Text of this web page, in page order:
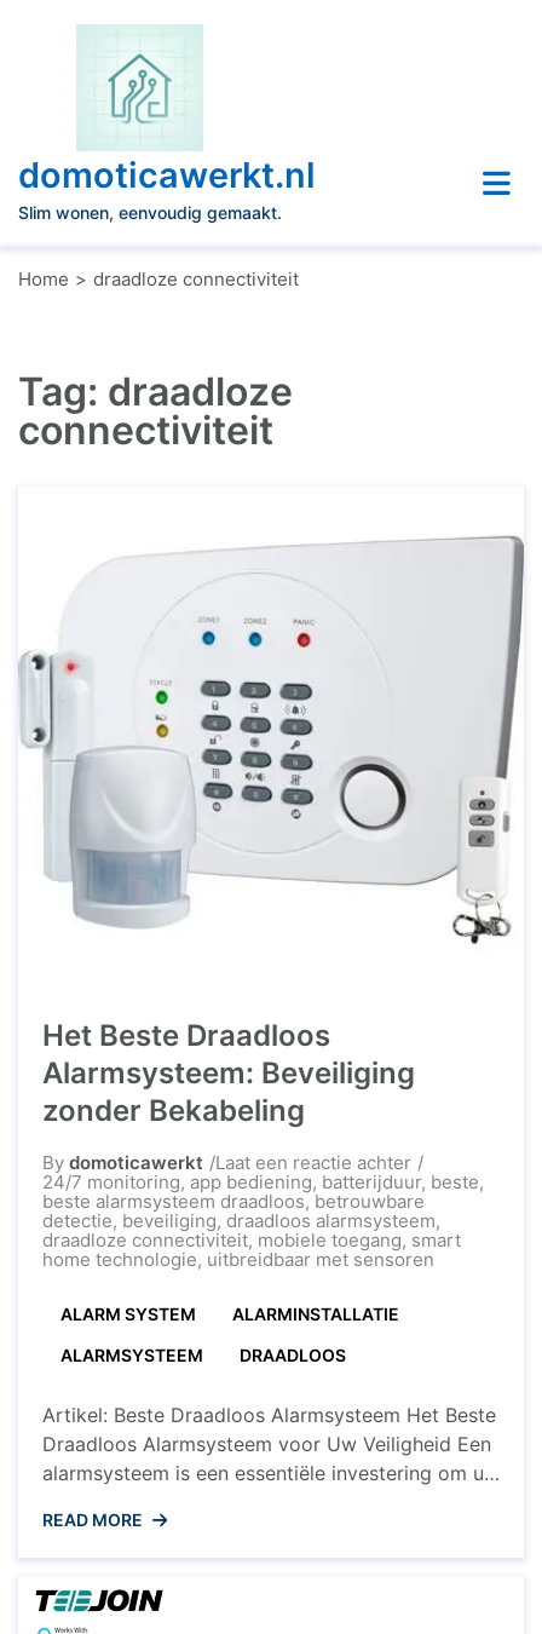
domoticawerkt.nl
Slim wonen, eenvoudig gemaakt.
Home draadloze connectiviteit
Tag: draadloze
connectiviteit
Het Beste Draadloos
Alarmsysteem: Beveiliging
zonder Bekabeling
By domoticawerkt Laat een reactie achterop
Het
Beste
Draadloos
Alarmsysteem:
Beveiliging
24/7 monitoring, app bediening, batterijduur, beste,
beste alarmsysteem draadloos, betrouwbare
detectie, beveiliging, draadloos alarmsysteem,
draadloze connectiviteit, mobiele toegang, smart
home technologie, uitbreidbaar met sensoren
ALARM SYSTEM
ALARMINSTALLATIE
ALARMSYSTEEM
DRAADLOOS
Artikel: Beste Draadloos Alarmsysteem Het Beste
Draadloos Alarmsysteem voor Uw Veiligheid Een
alarmsysteem is een essentiële investering om uw
indringers. Met de opkomst van draadloze
technologieën zijn draadloze alarmsystemen
steeds populairder geworden vanwege hun
eenvoudige installatie en flexibiliteit. Maar wat
READ MORE